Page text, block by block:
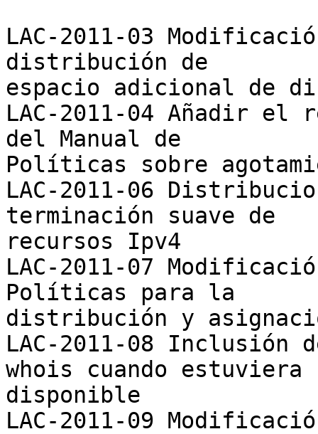
LAC-2011-03
distribución de
espacio adicional de
LAC-2011-04 Añadir
del Manual de
Políticas sobre
LAC-2011-06
terminación suave de
recursos Ipv4
LAC-2011-07
Políticas para la
distribución y
LAC-2011-08 Inclusión
whois cuando estuviera
disponible
LAC-2011-09